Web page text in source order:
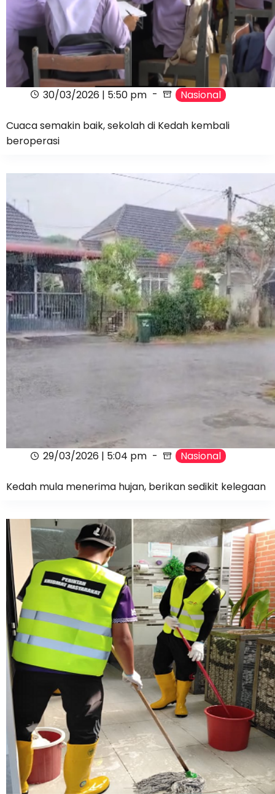
30/03/2026 | 5:50 pm Nasional
Cuaca semakin baik, sekolah di Kedah kembali
beroperasi
29/03/2026 | 5:04 pm Nasional
Kedah mula menerima hujan, berikan sedikit kelegaan